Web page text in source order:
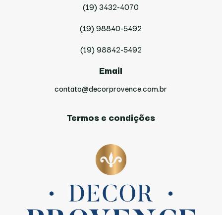
(19) 3432-4070
(19) 98840-5492
(19) 98842-5492
Email
contato@decorprovence.com.br
Termos e condições